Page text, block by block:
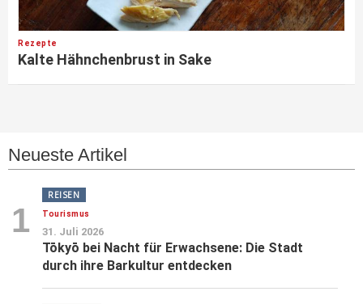
Rezepte
Kalte Hähnchenbrust in Sake
Neueste Artikel
1
REISEN
Tourismus
31. Juli 2026
Tōkyō bei Nacht für Erwachsene: Die Stadt
durch ihre Barkultur entdecken